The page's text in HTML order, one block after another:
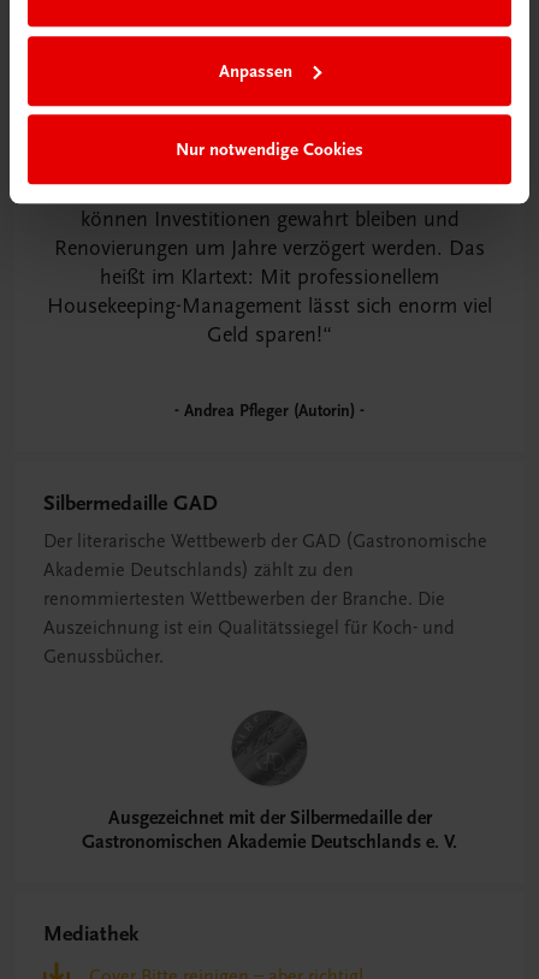
Anpassen
Nur notwendige Cookies
Ob ein Fußboden nach kürzester Zeit aufgrund
falscher Reinigungsmittel unansehnlich wird oder
Renovierungen sind immer kostspielig, falsche
Pflege noch viel mehr. Mit der richtigen Pflege
können Investitionen gewahrt bleiben und
Renovierungen um Jahre verzögert werden. Das
heißt im Klartext: Mit professionellem
Housekeeping-Management lässt sich enorm viel
Geld sparen!
Andrea Pfleger (Autorin)
Silbermedaille GAD
Der literarische Wettbewerb der GAD (Gastronomische
Akademie Deutschlands) zählt zu den
renommiertesten Wettbewerben der Branche. Die
Auszeichnung ist ein Qualitätssiegel für Koch- und
Genussbücher.
Ausgezeichnet mit der Silbermedaille der
Gastronomischen Akademie Deutschlands e. V.
Mediathek